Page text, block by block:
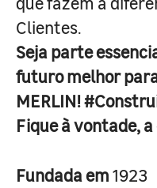
Clientes.
Seja parte
futuro melhor para
MERLIN!
Fique à vontade,
Fundada em1923